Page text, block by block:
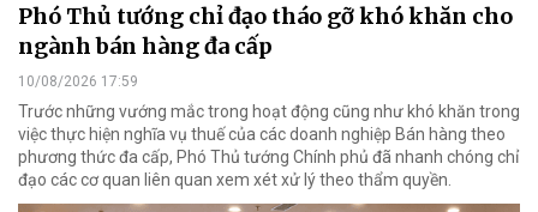
Phó Thủ tướng chỉ đạo tháo gỡ khó khăn cho
ngành bán hàng đa cấp
10/08/2026 17:59
Trước những vướng mắc trong hoạt động cũng như khó khăn trong
việc thực hiện nghĩa vụ thuế của các doanh nghiệp Bán hàng theo
phương thức đa cấp, Phó Thủ tướng Chính phủ đã nhanh chóng chỉ
đạo các cơ quan liên quan xem xét xử lý theo thẩm quyền.